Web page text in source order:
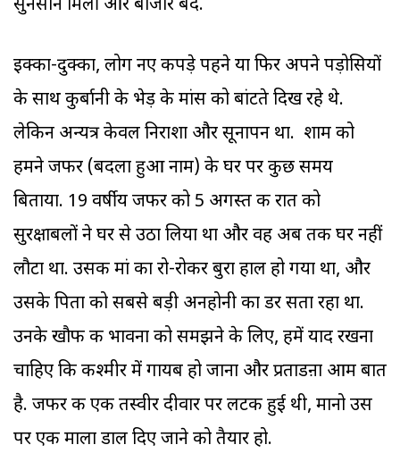
सुनसान मिलीं और बाजार बंद.
इक्का-दुक्का, लोग नए कपड़े पहने या फिर अपने पड़ोसियों
के साथ कुर्बानी के भेड़ के मांस को बांटते दिख रहे थे.
लेकिन अन्यत्र केवल निराशा और सूनापन था. शाम को
हमने जफर (बदला हुआ नाम) के घर पर कुछ समय
बिताया. 19 वर्षीय जफर को 5 अगस्त की रात को
सुरक्षाबलों ने घर से उठा लिया था और वह अब तक घर नहीं
लौटा था. उसकी मां का रो-रोकर बुरा हाल हो गया था, और
उसके पिता को सबसे बड़ी अनहोनी का डर सता रहा था.
उनके खौफ की भावना को समझने के लिए, हमें याद रखना
चाहिए कि कश्मीर में गायब हो जाना और प्रताडऩा आम बात
है. जफर की एक तस्वीर दीवार पर लटकी हुई थी, मानो उस
पर एक माला डाल दिए जाने को तैयार हो.